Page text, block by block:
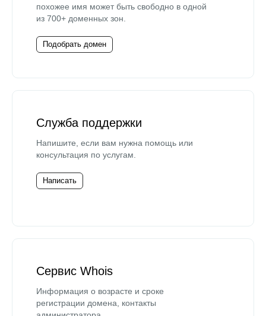
похожее имя может быть свободно в одной
из 700+ доменных зон.
Подобрать домен
Служба поддержки
Напишите, если вам нужна помощь или
консультация по услугам.
Написать
Сервис Whois
Информация о возрасте и сроке
регистрации домена, контакты